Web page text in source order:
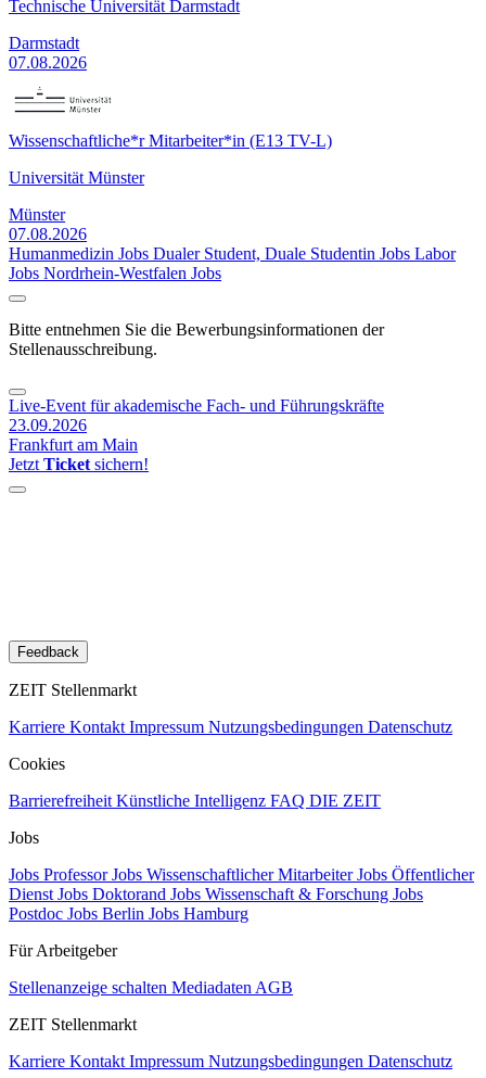
Technische Universität Darmstadt
Darmstadt
07.08.2026
Wissenschaftliche*r Mitarbeiter*in (E13 TV-L)
Universität Münster
Münster
07.08.2026
Humanmedizin Jobs Dualer Student, Duale Studentin Jobs Labor
Jobs Nordrhein-Westfalen Jobs
Bitte entnehmen Sie die Bewerbungsinformationen der
Stellenausschreibung.
Live-Event für akademische Fach- und Führungskräfte
23.09.2026
Frankfurt am Main
Jetzt Ticket sichern!
Feedback
ZEIT Stellenmarkt
Karriere Kontakt Impressum Nutzungsbedingungen Datenschutz
Cookies
Barrierefreiheit Künstliche Intelligenz FAQ DIE ZEIT
Jobs
Jobs ProfessorJobs Wissenschaftlicher MitarbeiterJobs Öffentlicher
Dienst Jobs Doktorand Jobs Wissenschaft & Forschung Jobs
Postdoc Jobs Berlin Jobs Hamburg
Für Arbeitgeber
Stellenanzeige schalten Mediadaten AGB
ZEIT Stellenmarkt
Karriere Kontakt Impressum Nutzungsbedingungen Datenschutz